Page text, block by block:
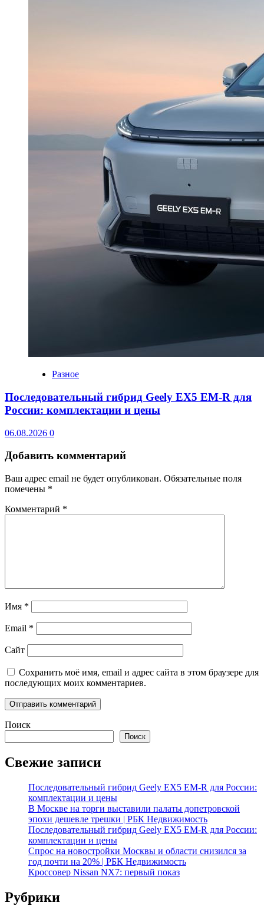
Разное
Последовательный гибрид Geely EX5 EM-R для
России: комплектации и цены
06.08.2026 0
Добавить комментарий
Ваш адрес email не будет опубликован. Обязательные поля
помечены *
Комментарий *
Имя *
Email *
Сайт
Сохранить моё имя, email и адрес сайта в этом браузере для
последующих моих комментариев.
Поиск
Поиск
Свежие записи
Последовательный гибрид Geely EX5 EM-R для России:
комплектации и цены
В Москве на торги выставили палаты допетровской
эпохи дешевле трешки | РБК Недвижимость
Последовательный гибрид Geely EX5 EM-R для России:
комплектации и цены
Спрос на новостройки Москвы и области снизился за
год почти на 20% | РБК Недвижимость
Кроссовер Nissan NX7: первый показ
Рубрики